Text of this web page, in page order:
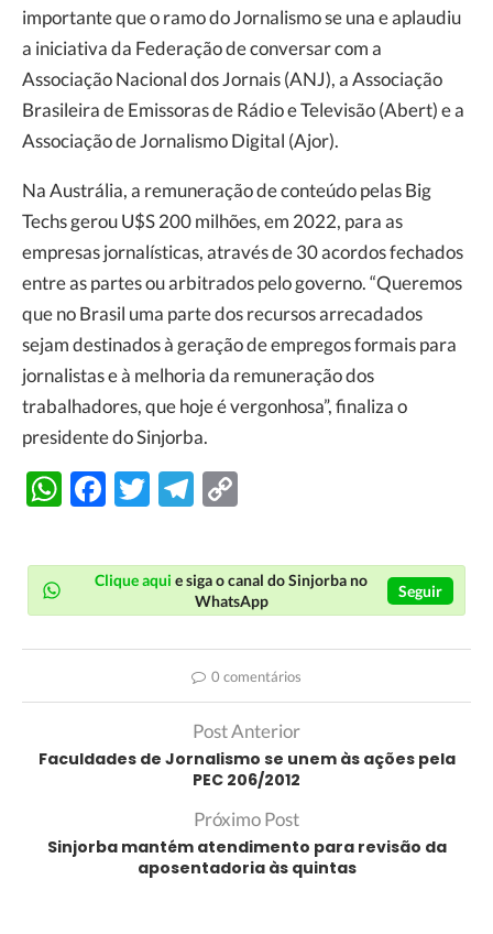
importante que o ramo do Jornalismo se una e aplaudiu
a iniciativa da Federação de conversar com a
Associação Nacional dos Jornais (ANJ), a Associação
Brasileira de Emissoras de Rádio e Televisão (Abert) e a
Associação de Jornalismo Digital (Ajor).
Na Austrália, a remuneração de conteúdo pelas Big
Techs gerou U$S 200 milhões, em 2022, para as
empresas jornalísticas, através de 30 acordos fechados
entre as partes ou arbitrados pelo governo. “Queremos
que no Brasil uma parte dos recursos arrecadados
sejam destinados à geração de empregos formais para
jornalistas e à melhoria da remuneração dos
trabalhadores, que hoje é vergonhosa”, finaliza o
presidente do Sinjorba.
WhatsApp
Facebook
TwitterTelegram
Clique aqui e siga o canal do Sinjorba no
WhatsApp
Seguir
0 comentários
Post Anterior
Faculdades de Jornalismo se unem às ações pela
PEC 206/2012
Próximo Post
Sinjorba mantém atendimento para revisão da
aposentadoria às quintas